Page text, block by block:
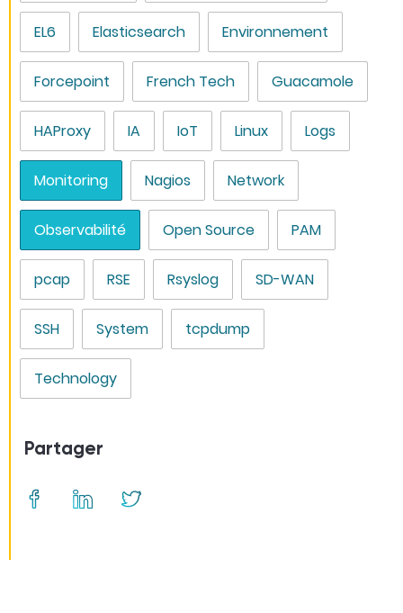
EL6 Elasticsearch Environnement
Forcepoint French Tech Guacamole
HAProxy IA IoT Linux Logs
Monitoring Nagios Network
Observabilité Open Source PAM
pcap RSE Rsyslog SD-WAN
SSH System tcpdump
Technology
Partager